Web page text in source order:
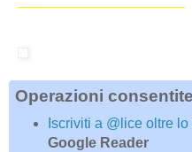
Operazioni
Iscriviti a @lice oltre
Google Reader